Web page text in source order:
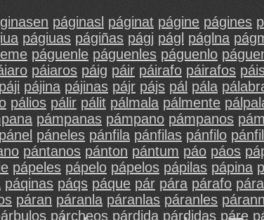
páginasl páginat págine págines
págiuas págiñas págj págl páglna
páguenle páguenles páguenlo
páiaros páig páir páirafo páirafos
páji pájina pájinas pájr pájs pál pála
pálios pálir pálit pálmala pálmente
pámpanas pámpano pámpanos
pánel páneles pánfila pánfilas pánfilo
pántanos pánton pántum páo páos
pápeles pápelo pápelos pápilas pápina
páqinas páqs páque pár pára párafo
páran páranla páranlas páranles
párcheos párdida párdidas páre